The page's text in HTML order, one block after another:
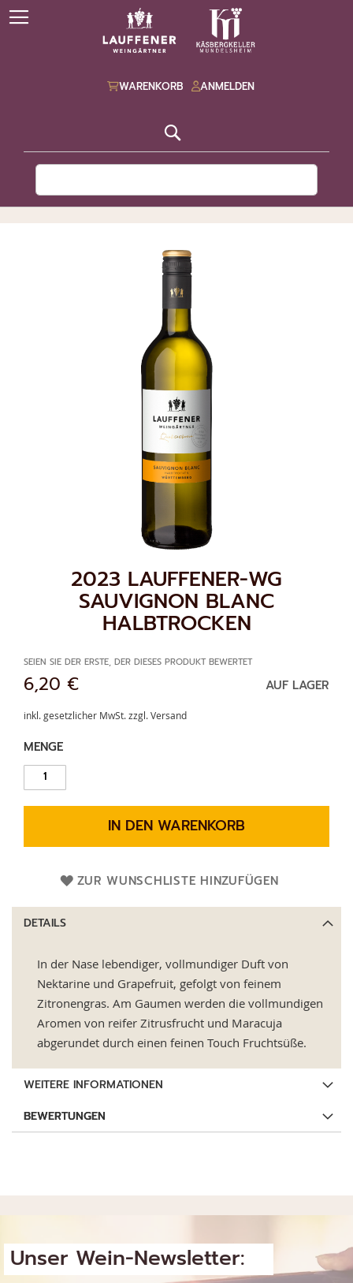
WARENKORB ANMELDEN
2023 LAUFFENER-WG
SAUVIGNON BLANC
HALBTROCKEN
SEIEN SIE DER ERSTE, DER DIESES PRODUKT BEWERTET
6,20 € AUF LAGER
inkl. gesetzlicher MwSt. zzgl. Versand
MENGE
IN DEN WARENKORB
ZUR WUNSCHLISTE HINZUFÜGEN
DETAILS
In der Nase lebendiger, vollmundiger Duft von
Nektarine und Grapefruit, gefolgt von feinem
Zitronengras. Am Gaumen werden die vollmundigen
Aromen von reifer Zitrusfrucht und Maracuja
abgerundet durch einen feinen Touch Fruchtsüße.
WEITERE INFORMATIONEN
BEWERTUNGEN
Unser Wein-Newsletter: